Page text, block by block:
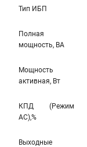
Тип ИБП
Полная
мощность, ВА
Мощность
активная, Вт
КПД (Режим
AC),%
Выходные